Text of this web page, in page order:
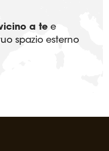
a te e
spazio esterno